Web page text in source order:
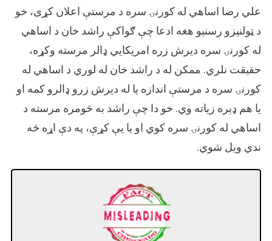
علي رضا اساهي له کورنۍ سره د مرستې اعلان کړی، خو
د ټولنیزو رسنیو هغه ادعا چې ګواکې راشد خان د اساهي
له کورنۍ سره دیرش زره امریکایي ډالر مرسته وکړه،
حقیقت نلري. ممکن له د راشد خان له لوري د اساهي له
کورنۍ سره د مرستې اندازه یا له دیرش زرو ډالرو کمه او
یا هم ډېره زیاته وي. خو دا چې راشد به څومره مرسته د
اساهي له کورنۍ سره کوي او یا یې کړې، په دې اړه څه
ندي ویل شوي.